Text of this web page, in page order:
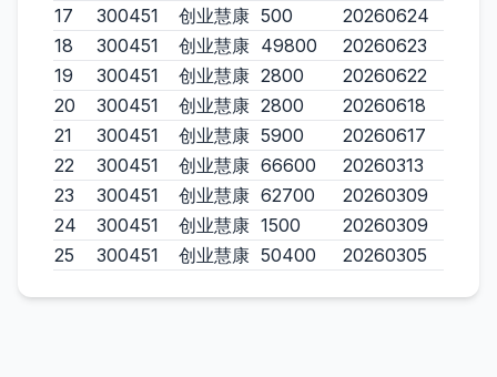
17
300451 创业慧康 500
20260624
18
300451 创业慧康 49800
20260623
19
300451 创业慧康 2800
20260622
20
300451 创业慧康 2800
20260618
21
300451 创业慧康 5900
20260617
22
300451 创业慧康 66600
20260313
23
300451 创业慧康 62700
20260309
24
300451 创业慧康 1500
20260309
25
300451 创业慧康 50400 20260305